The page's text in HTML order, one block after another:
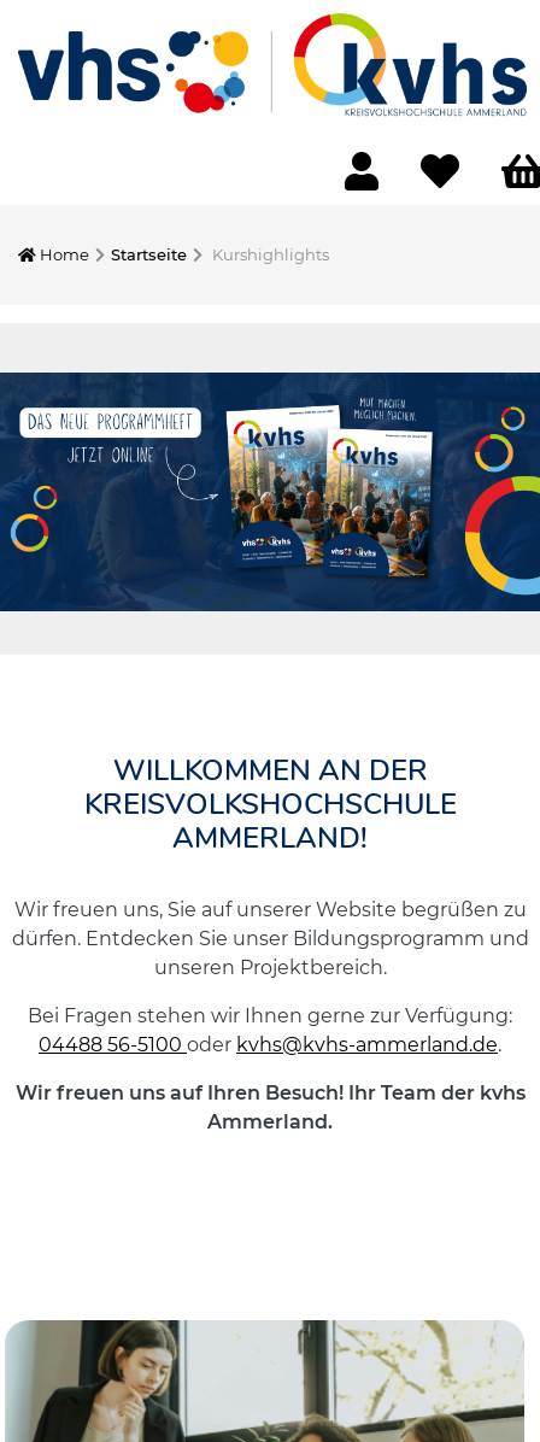
Home Startseite Kurshighlights
WILLKOMMEN AN DER
KREISVOLKSHOCHSCHULE
AMMERLAND!
Wir freuen uns, Sie auf unserer Website begrüßen zu
dürfen. Entdecken Sie unser Bildungsprogramm und
unseren Projektbereich.
Bei Fragen stehen wir Ihnen gerne zur Verfügung:
04488 56-5100 oder kvhs@kvhs-ammerland.de.
Wir freuen uns auf Ihren Besuch! Ihr Team der kvhs
Ammerland.